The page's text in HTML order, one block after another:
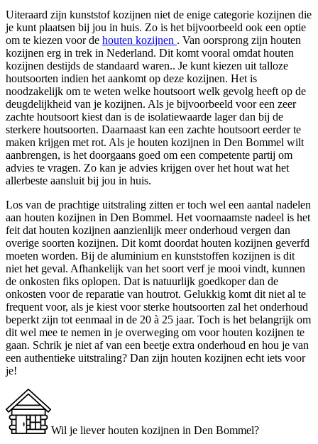
Uiteraard zijn kunststof kozijnen niet de enige categorie kozijnen die
je kunt plaatsen bij jou in huis. Zo is het bijvoorbeeld ook een optie
om te kiezen voor de houten kozijnen . Van oorsprong zijn houten
kozijnen erg in trek in Nederland. Dit komt vooral omdat houten
kozijnen destijds de standaard waren.. Je kunt kiezen uit talloze
houtsoorten indien het aankomt op deze kozijnen. Het is
noodzakelijk om te weten welke houtsoort welk gevolg heeft op de
deugdelijkheid van je kozijnen. Als je bijvoorbeeld voor een zeer
zachte houtsoort kiest dan is de isolatiewaarde lager dan bij de
sterkere houtsoorten. Daarnaast kan een zachte houtsoort eerder te
maken krijgen met rot. Als je houten kozijnen in Den Bommel wilt
aanbrengen, is het doorgaans goed om een competente partij om
advies te vragen. Zo kan je advies krijgen over het hout wat het
allerbeste aansluit bij jou in huis.
Los van de prachtige uitstraling zitten er toch wel een aantal nadelen
aan houten kozijnen in Den Bommel. Het voornaamste nadeel is het
feit dat houten kozijnen aanzienlijk meer onderhoud vergen dan
overige soorten kozijnen. Dit komt doordat houten kozijnen geverfd
moeten worden. Bij de aluminium en kunststoffen kozijnen is dit
niet het geval. Afhankelijk van het soort verf je mooi vindt, kunnen
de onkosten fiks oplopen. Dat is natuurlijk goedkoper dan de
onkosten voor de reparatie van houtrot. Gelukkig komt dit niet al te
frequent voor, als je kiest voor sterke houtsoorten zal het onderhoud
beperkt zijn tot eenmaal in de 20 à 25 jaar. Toch is het belangrijk om
dit wel mee te nemen in je overweging om voor houten kozijnen te
gaan. Schrik je niet af van een beetje extra onderhoud en hou je van
een authentieke uitstraling? Dan zijn houten kozijnen echt iets voor
je!
Wil je liever houten kozijnen in Den Bommel?